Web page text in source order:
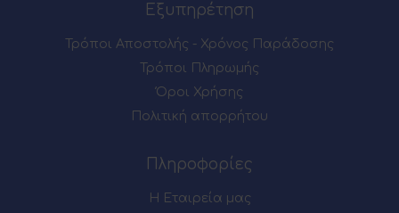
Εξυπηρέτηση
Τρόποι Αποστολής - Χρόνος Παράδοσης
Τρόποι Πληρωμής
Όροι Χρήσης
Πολιτική απορρήτου
Πληροφορίες
Η Εταιρεία μας